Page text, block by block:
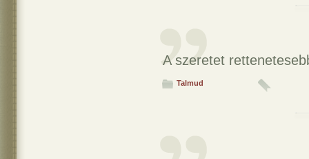
A szeretet
Talmud